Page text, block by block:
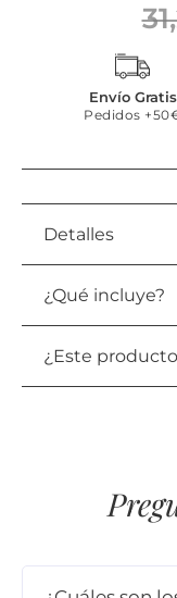
Envío Gratis
Pedidos
Detalles
¿Qué incluye?
¿Este